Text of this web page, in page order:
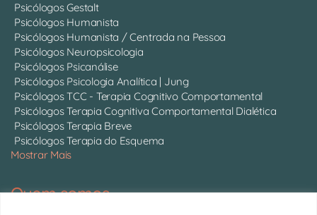
Psicólogos Gestalt
Psicólogos Humanista
Psicólogos Humanista / Centrada na Pessoa
Psicólogos Neuropsicologia
Psicólogos Psicanálise
Psicólogos Psicologia Analítica | Jung
Psicólogos TCC - Terapia Cognitivo Comportamental
Psicólogos Terapia Cognitiva Comportamental Dialética
Psicólogos Terapia Breve
Psicólogos Terapia do Esquema
Mostrar Mais
Quem somos